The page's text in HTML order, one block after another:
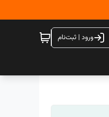
ورود | ثبت‌نام